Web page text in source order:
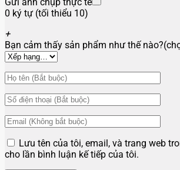
0 ký tự (tối thiểu 10)
+
Bạn cảm thấy sản phẩm như thế
Lưu tên của tôi, email, và trang web
cho lần bình luận kế tiếp của tôi.